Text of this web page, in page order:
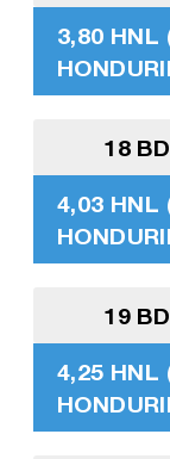
3,80 HNL
18
4,03 HNL
19
4,25 HNL